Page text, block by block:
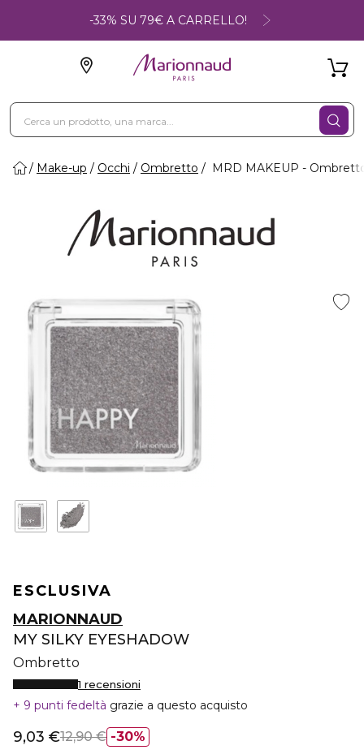
-33% SU 79€ A CARRELLO!
Make-up Occhi Ombretto MRD MAKEUP -
ESCLUSIVA
MARIONNAUD
MY SILKY EYESHADOW
Ombretto
1 recensioni
9 punti fedeltà grazie a questo acquisto
30%
9,03 €12,90 €